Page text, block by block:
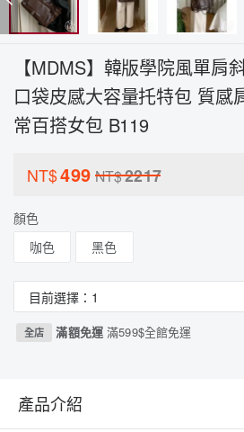
【MDMS】韓版學院風單肩
口袋皮感大容量托特包 質感
常百搭女包 B119
NT$499 NT$2217
顏色
咖色
黑色
全店 滿額免運滿599$全館免運
產品介紹